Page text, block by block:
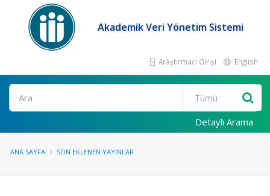
Akademik Veri Yönetim Sistemi
Araştırmacı Girişi English
Ara
Detaylı Arama
ANA SAYFA SON EKLENEN YAYINLAR